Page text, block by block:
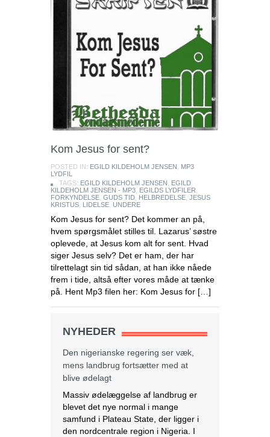
Kom Jesus for sent?
POSTED IN: EGILD KILDEHOLM JENSEN
MP3
LYDFIL
TAGS: EGILD KILDEHOLM JENSEN
EGILD
KILDEHOLM JENSEN - MP3 EGILDS LYDFILER
FORKYNDELSE GUDS TID HELBREDELSE JESUS
KRISTUS LIDELSE UNDERE
Kom Jesus for sent? Det kommer an på,
hvem spørgsmålet stilles til. Lazarus’ søstre
oplevede, at Jesus kom alt for sent. Hvad
siger Jesus selv? Det er ham, der har
tilrettelagt sin tid sådan, at han ikke nåede
frem i tide, altså efter vores måde at tænke
på. Hent Mp3 filen her: Kom Jesus for […]
NYHEDER
Den nigerianske regering ser væk,
mens landbrug fortsætter med at
blive ødelagt
Massiv ødelæggelse af landbrug er
blevet det nye normal i mange
samfund i Plateau State, der ligger i
den nordcentrale region i Nigeria. I